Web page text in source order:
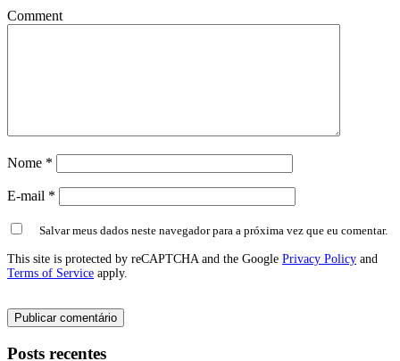
Comment
Nome *
E-mail *
Salvar meus dados neste navegador para a próxima vez que eu comentar.
This site is protected by reCAPTCHA and the Google Privacy Policy and
Terms of Service apply.
Posts recentes